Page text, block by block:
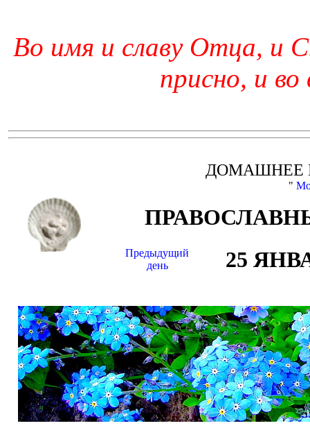
Во имя и славу Отца, и
присно, и во
ДОМАШНЕЕ
"
Предыдущий
день
25